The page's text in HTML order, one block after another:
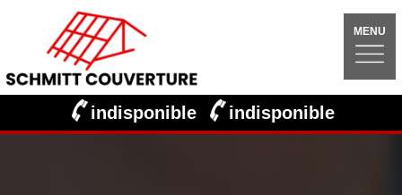
MENU
indisponible indisponible